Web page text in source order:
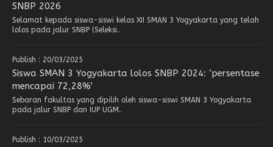
SNBP 2026
Selamat kepada siswa-siswi kelas XII SMAN 3 Yogyakarta yang telah
lolos pada jalur SNBP (Seleksi..
Publish : 20/03/2025
Siswa SMAN 3 Yogyakarta lolos SNBP 2024: ‘persentase
mencapai 72,28%’
Sebaran fakultas yang dipilih oleh siswa-siswi SMAN 3 Yogyakarta
pada jalur SNBP dan IUP UGM..
Publish : 10/03/2025